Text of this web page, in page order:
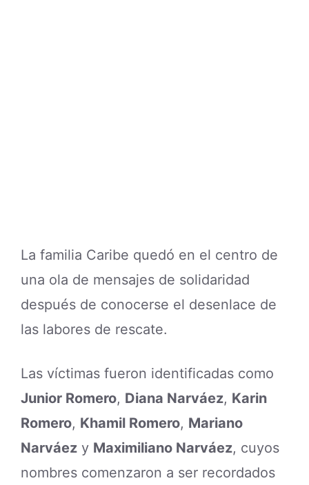
La familia Caribe quedó en el centro de
una ola de mensajes de solidaridad
después de conocerse el desenlace de
las labores de rescate.
Las víctimas fueron identificadas como
Junior Romero, Diana Narváez, Karin
Romero, Khamil Romero, Mariano
Narváez y Maximiliano Narváez, cuyos
nombres comenzaron a ser recordados